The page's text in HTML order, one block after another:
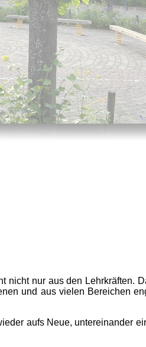
nicht nur aus den Lehrkräften.
und aus vielen Bereichen
aufs Neue, untereinander